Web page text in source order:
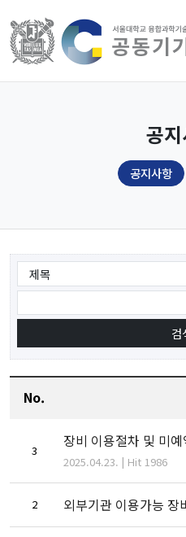
공
공지사항
No.
3
장비 이용절차 및 미
2025.04.23. | Hit 1986
2 외부기관 이용가능 장